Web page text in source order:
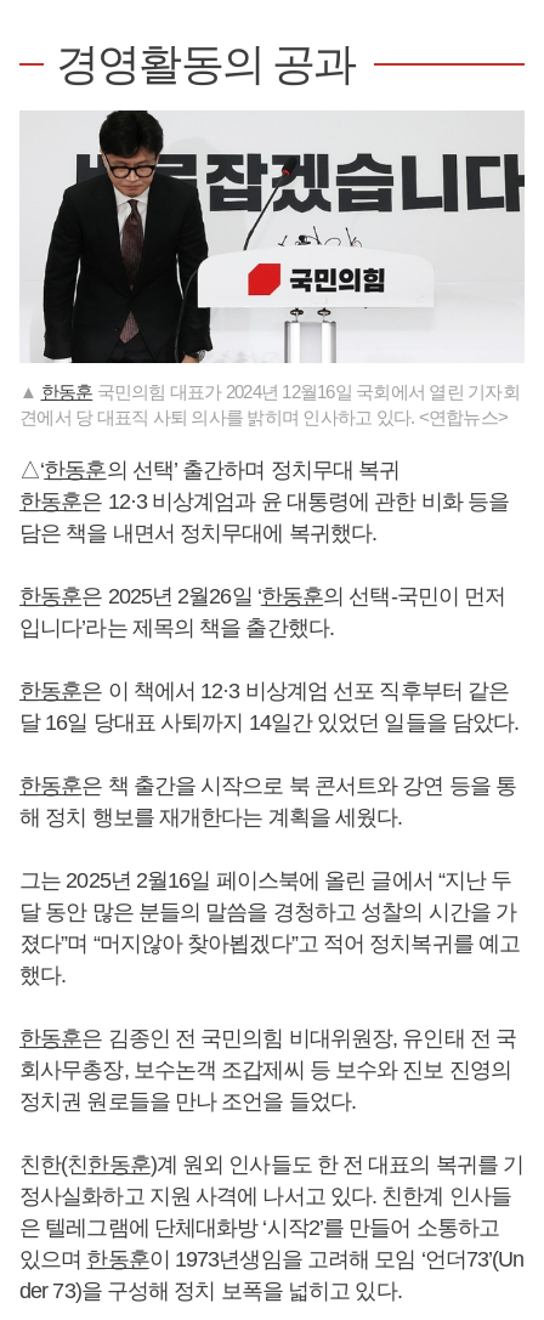
경영활동의 공과
▲ 한동훈 국민의힘 대표가 2024년 12월16일 국회에서 열린 기자회
견에서 당 대표직 사퇴 의사를 밝히며 인사하고 있다. <연합뉴스>
△‘한동훈의 선택’ 출간하며 정치무대 복귀
한동훈은 12·3 비상계엄과 윤 대통령에 관한 비화 등을
담은 책을 내면서 정치무대에 복귀했다.
한동훈은 2025년 2월26일 ‘한동훈의 선택-국민이 먼저
입니다’라는 제목의 책을 출간했다.
한동훈은 이 책에서 12·3 비상계엄 선포 직후부터 같은
달 16일 당대표 사퇴까지 14일간 있었던 일들을 담았다.
한동훈은 책 출간을 시작으로 북 콘서트와 강연 등을 통
해 정치 행보를 재개한다는 계획을 세웠다.
그는 2025년 2월16일 페이스북에 올린 글에서 “지난 두
달 동안 많은 분들의 말씀을 경청하고 성찰의 시간을 가
졌다”며 “머지않아 찾아뵙겠다”고 적어 정치복귀를 예고
했다.
한동훈은 김종인 전 국민의힘 비대위원장, 유인태 전 국
회사무총장, 보수논객 조갑제씨 등 보수와 진보 진영의
정치권 원로들을 만나 조언을 들었다.
친한(친한동훈)계 원외 인사들도 한 전 대표의 복귀를 기
정사실화하고 지원 사격에 나서고 있다. 친한계 인사들
은 텔레그램에 단체대화방 ‘시작2’를 만들어 소통하고
있으며 한동훈이 1973년생임을 고려해 모임 ‘언더73’(Un
der 73)을 구성해 정치 보폭을 넓히고 있다.